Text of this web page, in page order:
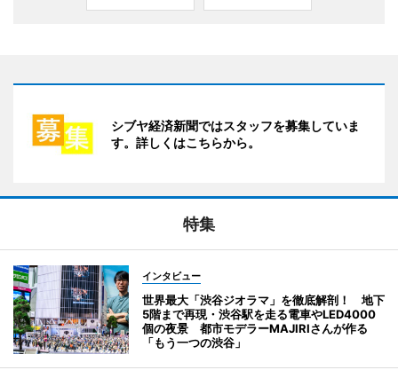
シブヤ経済新聞ではスタッフを募集していま
す。詳しくはこちらから。
特集
インタビュー
世界最大「渋谷ジオラマ」を徹底解剖！ 地下
5階まで再現・渋谷駅を走る電車やLED4000
個の夜景 都市モデラーMAJIRIさんが作る
「もう一つの渋谷」